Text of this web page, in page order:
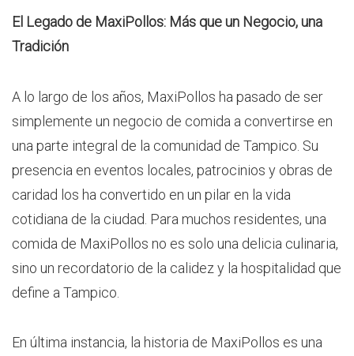
El Legado de MaxiPollos: Más que un Negocio, una
Tradición
A lo largo de los años, MaxiPollos ha pasado de ser
simplemente un negocio de comida a convertirse en
una parte integral de la comunidad de Tampico. Su
presencia en eventos locales, patrocinios y obras de
caridad los ha convertido en un pilar en la vida
cotidiana de la ciudad. Para muchos residentes, una
comida de MaxiPollos no es solo una delicia culinaria,
sino un recordatorio de la calidez y la hospitalidad que
define a Tampico.
En última instancia, la historia de MaxiPollos es una